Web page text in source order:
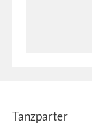
Tanzparter